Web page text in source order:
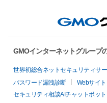
GMOインターネットグループ
世界初総合ネットセキュリティサ
パスワード漏洩診断
Webサイ
セキュリティ相談AIチャットボット